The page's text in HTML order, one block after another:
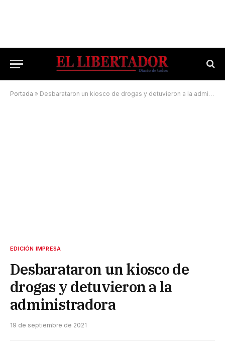
Portada » Desbarataron un kiosco de drogas y detuvieron a la administradora
EDICIÓN IMPRESA
Desbarataron un kiosco de
drogas y detuvieron a la
administradora
19 de septiembre de 2021